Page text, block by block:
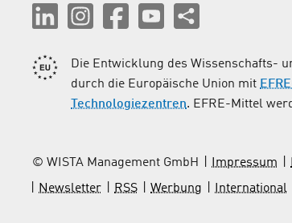
Die Entwicklung des Wissenschafts-
durch die Europäische Union mit
Technologiezentren. EFRE-Mittel
© WISTA Management GmbH Impressum
Newsletter
RSS Werbung International